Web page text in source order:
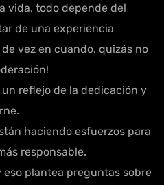
vida, todo depende del
de una experiencia
vez en cuando, quizás no
un reflejo de la dedicación y
haciendo esfuerzos para
responsable.
eso plantea preguntas sobre